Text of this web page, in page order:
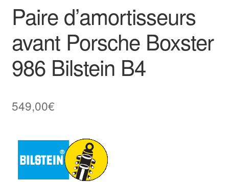
Paire d’amortisseurs
avant Porsche Boxster
986 Bilstein B4
549,00€